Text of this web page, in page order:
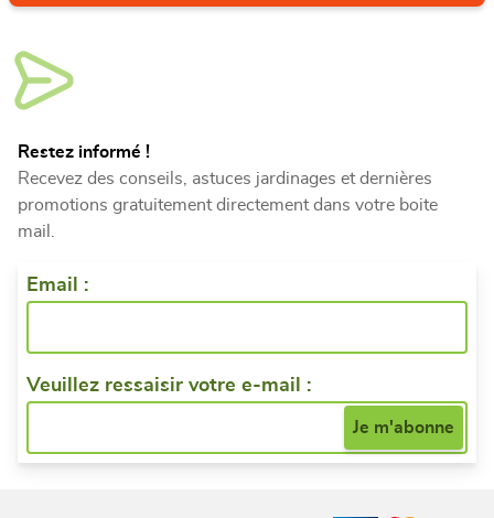
Restez informé !
Recevez des conseils, astuces jardinages et dernières
promotions gratuitement directement dans votre boite
mail.
Email :
Veuillez ressaisir votre e-mail :